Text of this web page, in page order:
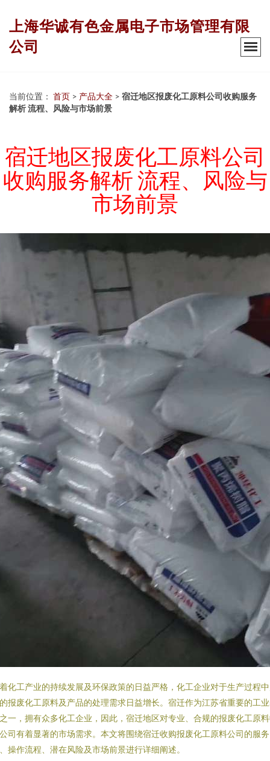
上海华诚有色金属电子市场管理有限
公司
当前位置： 首页 > 产品大全 > 宿迁地区报废化工原料公司收购服务
解析 流程、风险与市场前景
宿迁地区报废化工原料公司
收购服务解析 流程、风险与
市场前景
化工产业的持续发展及环保政策的日益严格，化工企业对于生产过程
报废化工原料及产品的处理需求日益增长。宿迁作为江苏省重要的工
一，拥有众多化工企业，因此，宿迁地区对专业、合规的报废化工原
司有着显著的市场需求。本文将围绕宿迁收购报废化工原料公司的服
操作流程、潜在风险及市场前景进行详细阐述。